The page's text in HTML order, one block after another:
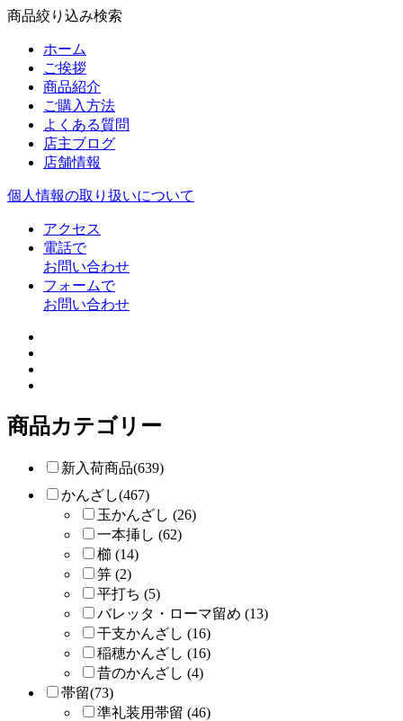
商品絞り込み検索
ホーム
ご挨拶
商品紹介
ご購入方法
よくある質問
店主ブログ
店舗情報
個人情報の取り扱いについて
アクセス
電話で
お問い合わせ
フォームで
お問い合わせ
商品カテゴリー
新入荷商品(639)
かんざし(467)
玉かんざし (26)
一本挿し (62)
櫛 (14)
笄 (2)
平打ち (5)
バレッタ・ローマ留め (13)
干支かんざし (16)
稲穂かんざし (16)
昔のかんざし (4)
帯留(73)
準礼装用帯留 (46)